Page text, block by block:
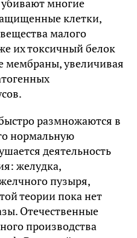
многие
клетки,
малого
их токсичный белок
мембраны, увеличивая
размножаются в
нормальную
деятельность
желудка,
пузыря,
теории пока нет
Отечественные
производства